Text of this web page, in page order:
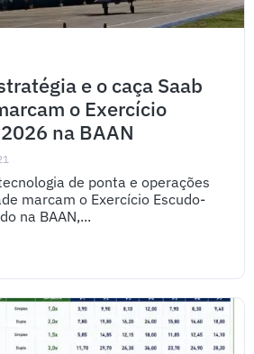
e o caça Saab
o Exercício
na BAAN
de ponta e operações
marcam o Exercício Escudo-
na BAAN,...